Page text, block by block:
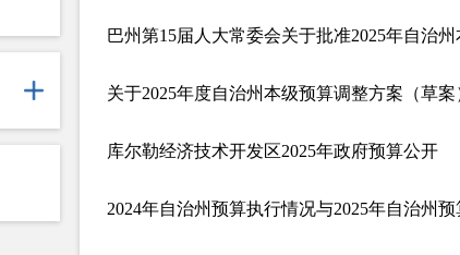
巴州第15届人大常委会关于批准2025年自治
关于2025年度自治州本级预算调整方案（草
库尔勒经济技术开发区2025年政府预算公开
2024年自治州预算执行情况与2025年自治州